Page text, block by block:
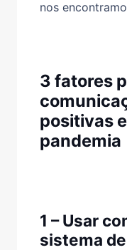
nos
3 fatores
positivas
pandemia
1 – Usar
sistema